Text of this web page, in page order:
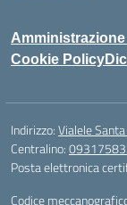
Cookie Policy
Indirizzo:Vialele
Centralino:
Posta elettronica
Codice